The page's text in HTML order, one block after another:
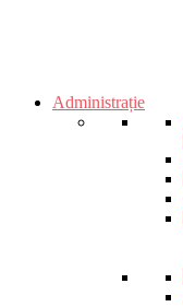
Administrație